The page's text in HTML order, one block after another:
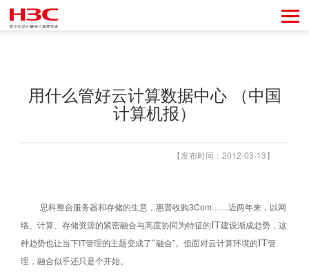
用什么管好云计算数据中心 （中国
计算机报）
【发布时间：2012-03-13】
思科整合服务器和存储的生意，惠普收购3Com……近两年来，以网
络、计算、存储资源的紧密融合与高度协同为特征的IT建设渐成趋势，这
种趋势也让当下IT管理的主题变成了“融合”。但面对云计算环境的IT管
理，融合似乎还只是个开始。